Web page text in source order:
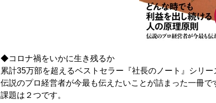
◆コロナ禍をいかに生き残るか
累計35万部を超えるベストセラー『社長のノート』シリ
伝説のプロ経営者が今最も伝えたいことが詰まった一冊
課題は２つです。